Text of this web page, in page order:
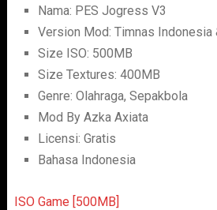
Nama: PES Jogress V3
Version Mod: Timnas Indonesia
Size ISO: 500MB
Size Textures: 400MB
Genre: Olahraga, Sepakbola
Mod By Azka Axiata
Licensi: Gratis
Bahasa Indonesia
ISO Game [500MB]